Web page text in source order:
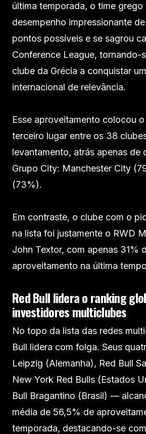
última temporada, o time grego
desempenho impressionante
pontos possíveis e se sagrou
Conference League, tornando-
clube da Grécia a conquistar
internacional de relevância.
Esse aproveitamento colocou
terceiro lugar entre os 38
levantamento, atrás apenas de
Grupo City: Manchester City
(73%).
Em contraste, o clube com o
na lista foi justamente o RWD
John Textor, com apenas 31%
aproveitamento na última
Red Bull lidera o ranking
investidores multiclubes
No topo da lista das redes
Bull lidera com folga. Seus
Leipzig (Alemanha), Red Bull
New York Red Bulls (Estados
Bull Bragantino (Brasil) —
média de 56,5% de
temporada, destacando-se